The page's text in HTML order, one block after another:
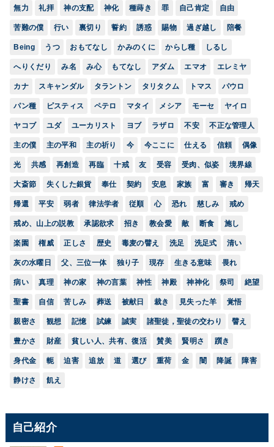
無力 礼拝 神の支配 神化 種蒔き 罪 自己肯定 自由
苦難の僕 行い 裏切り 誓約 誘惑 賜物 過ぎ越し 陪餐
Being うつ おもてなし かみのくに からし種 しるし
へりくだり み名 み心 もてなし アダム エマオ エレミヤ
カナ スキャンダル タラントン タリタクム トマス パウロ
パン種 ピスティス ペテロ マタイ メシア モーセ ヤイロ
ヤコブ ユダ ユーカリスト ヨブ ラザロ 不安 不正な管理人
主の僕 主の平和 主の祈り 今 今ここに 仕える 信頼 偶像
光 共感 再創造 再臨 十戒 友 受容 受肉、似姿 境界線
大斎節 失くした銀貨 奉仕 契約 安息 家族 富 審き 帰天
帰還 平安 弱者 律法学者 従順 心 恐れ 慈しみ 戒め
戒め、山上の説教 承認欲求 招き 教会愛 敵 断食 施し
楽園 権威 正しさ 歴史 毒麦の譬え 洗足 洗足式 清い
灰の水曜日 父、三位一体 独り子 現存 生きる意味 畏れ
病い 真理 神の家 神の言葉 神性 神殿 神神化 祭司 絶望
聖書 自信 苦しみ 葬送 被献日 裁き 見失った羊 覚悟
親密さ 観想 記憶 試練 誠実 諸聖徒，聖徒の交わり 譬え
豊かさ 財産 貧しい人、共有、復活 賛美 賢明さ 躓き
身代金 軛 迫害 追放 道 選び 重荷 金 闇 降誕 障害
静けさ 飢え
自己紹介